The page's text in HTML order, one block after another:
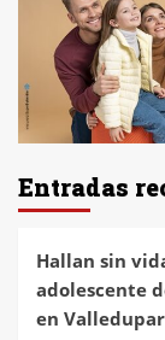
Entradas
Hallan sin
adolescente
en Valledupar